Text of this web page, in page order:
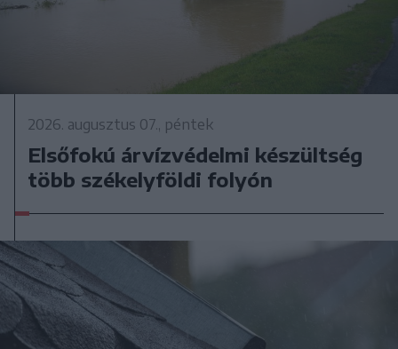
2026. augusztus 07., péntek
Elsőfokú árvízvédelmi készültség
több székelyföldi folyón